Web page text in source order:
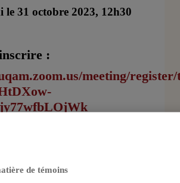
le 31 octobre 2023, 12h30
:
meeting/
ses orchèstres (Inde/
de témoins